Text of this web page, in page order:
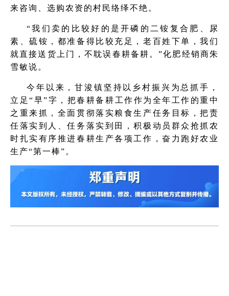
来咨询、选购农资的村民络绎不绝。
“我们卖的比较好的是开磷的二铵复合肥、尿
素、硫铵，都准备得比较充足，老百姓下单，我们
就直接送货上门，不耽误春耕备耕。”化肥经销商朱
雪敏说。
今年以来，甘浚镇坚持以乡村振兴为总抓手，
立足“早”字，把春耕备耕工作作为全年工作的重中
之重来抓，全面贯彻落实粮食生产任务目标，把责
任落实到人、任务落实到田，积极动员群众抢抓农
时扎实有序推进春耕生产各项工作，奋力跑好农业
生产“第一棒”。